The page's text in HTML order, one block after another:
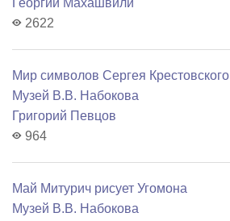
Георгий Махашвили
2622
Мир символов Сергея Крестовского
Музей В.В. Набокова
Григорий Певцов
964
Май Митурич рисует Угомона
Музей В.В. Набокова